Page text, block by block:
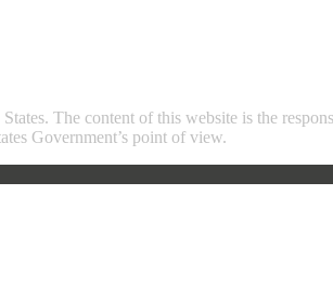
The content of this website is the
Government’s point of view.